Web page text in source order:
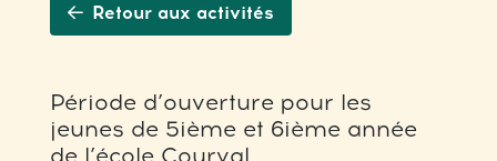
Retour aux activités
Période d’ouverture pour les
jeunes de 5ième et 6ième année
de l’école Courval.